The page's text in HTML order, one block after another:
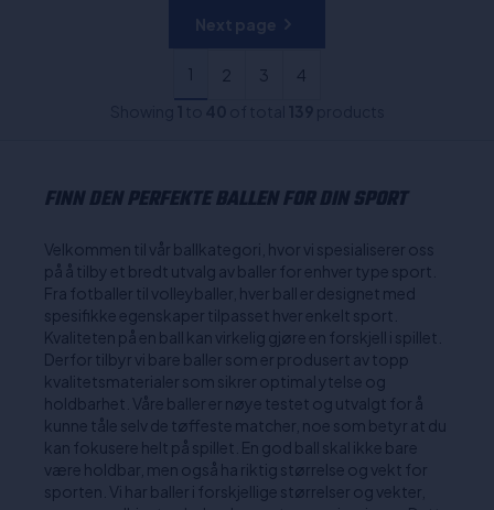
1 2 3
4
FINN DEN PERFEKTE BALLEN FOR DIN SPORT
Velkommen til vår ballkategori, hvor vi spesialiserer oss
på å tilby et bredt utvalg av baller for enhver type sport.
Fra fotballer til volleyballer, hver ball er designet med
spesifikke egenskaper tilpasset hver enkelt sport.
Kvaliteten på en ball kan virkelig gjøre en forskjell i spillet.
Derfor tilbyr vi bare baller som er produsert av topp
kvalitetsmaterialer som sikrer optimal ytelse og
holdbarhet. Våre baller er nøye testet og utvalgt for å
kunne tåle selv de tøffeste matcher, noe som betyr at du
kan fokusere helt på spillet. En god ball skal ikke bare
være holdbar, men også ha riktig størrelse og vekt for
sporten. Vi har baller i forskjellige størrelser og vekter,